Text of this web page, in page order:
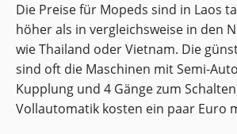
Die Preise für Mopeds sind in Laos
höher als in vergleichsweise in den
wie Thailand oder Vietnam. Die
sind oft die Maschinen mit Semi-
Kupplung und 4 Gänge zum
Vollautomatik kosten ein paar Euro